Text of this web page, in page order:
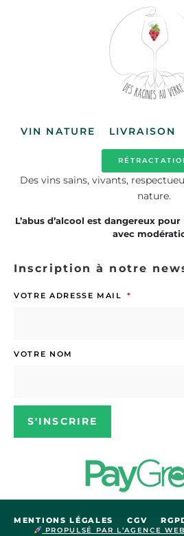
VIN NATURE LIVRAISON
Des vins sains, vivants,
nature.
L’abus d’alcool est dangereux
avec
Inscription à notre
VOTRE ADRESSE MAIL
VOTRE NOM
S'INSCRIRE
PROPULSÉ PAR L’AGENCE
MENTIONS LÉGALES CGV